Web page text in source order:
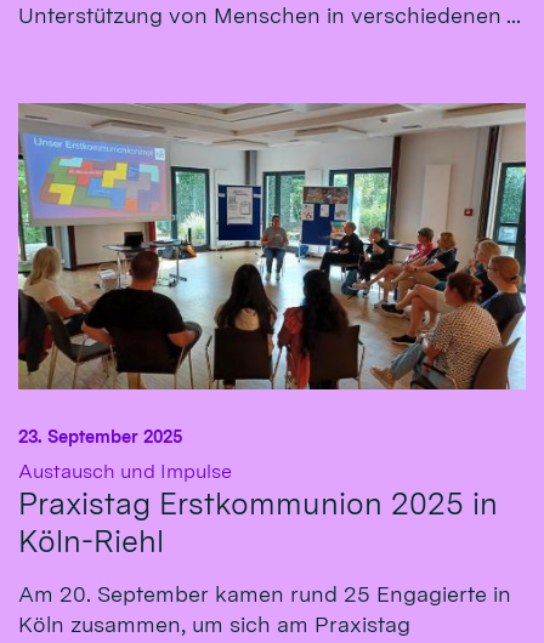
Unterstützung von Menschen in verschiedenen ...
Austausch und Impulse
Praxistag Erstkommunion 2025 in
Köln-Riehl
23. September 2025
Am 20. September kamen rund 25 Engagierte in
Köln zusammen, um sich am Praxistag